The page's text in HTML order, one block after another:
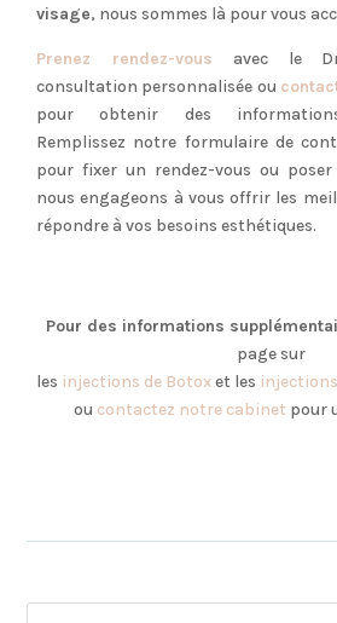
visage, nous sommes là pour vous
Prenez rendez-vous avec le
consultation personnalisée ou
pour obtenir des informations
Remplissez notre formulaire de
pour fixer un rendez-vous ou poser
nous engageons à vous offrir les
répondre à vos besoins esthétiques.
Pour des informations
page sur
les injections de Botoxet les
ou contactez notre cabinet pour